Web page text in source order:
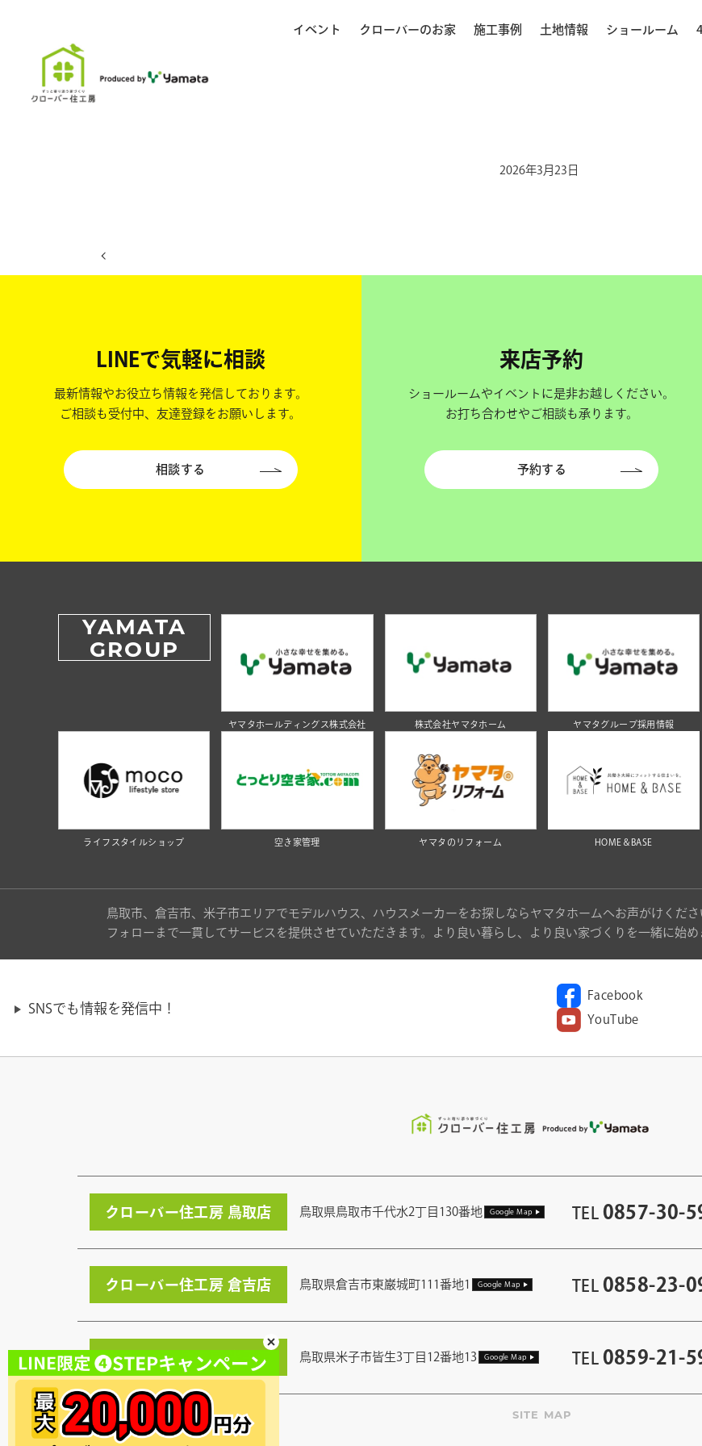
イベント クローバーのお家 施工事例 土地情報 ショールーム
ホーム イベント日程
2026年3月23日
LINEで気軽に相談
最新情報やお役立ち情報を発信しております。
ご相談も受付中、友達登録をお願いします。
相談する
来店予約
ショールームやイベントに是非お越しください。
お打ち合わせやご相談も承ります。
予約する
YAMATA
GROUP
ヤマタホールディングス株式会社 株式会社ヤマタホーム ヤマタグループ採用情報
ライフスタイルショップ 空き家管理 ヤマタのリフォーム HOME＆BASE
鳥取市、倉吉市、米子市エリアでモデルハウス、ハウスメーカーをお探しならヤマタホームへお声がけくだ
フォローまで一貫してサービスを提供させていただきます。より良い暮らし、より良い家づくりを一緒に始め
SNSでも情報を発信中！
Facebook
YouTube
クローバー住工房 鳥取店 鳥取県鳥取市千代水2丁目130番地 Google Map TEL 0857-30-
クローバー住工房 倉吉店 鳥取県倉吉市東巌城町111番地1 Google Map TEL 0858-23-
クローバー住工房 米子店 鳥取県米子市皆生3丁目12番地13 Google Map TEL 0859-21-
SITE MAP